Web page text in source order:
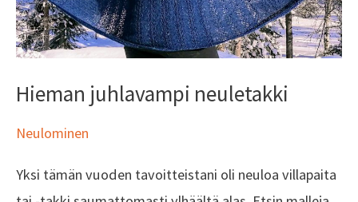
Hieman juhlavampi neuletakki
Neulominen
Yksi tämän vuoden tavoitteistani oli neuloa villapaita